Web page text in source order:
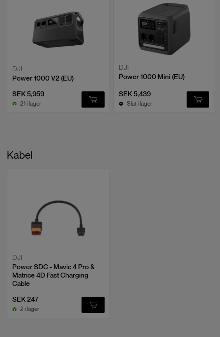
DJI
Power 1000 V2 (EU)
SEK 5,959
21 i lager
DJI
Power 1000 Mini (EU)
SEK 5,439
Slut i lager
Kabel
DJI
Power SDC - Mavic 4 Pro &
Matrice 4D Fast Charging
Cable
SEK 247
2 i lager